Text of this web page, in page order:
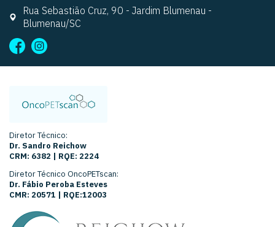
Rua Sebastião Cruz, 90 - Jardim Blumenau -
Blumenau/SC
Diretor Técnico:
Dr. Sandro Reichow
CRM: 6382 | RQE: 2224
Diretor Técnico OncoPETscan:
Dr. Fábio Peroba Esteves
CMR: 20571 | RQE:12003